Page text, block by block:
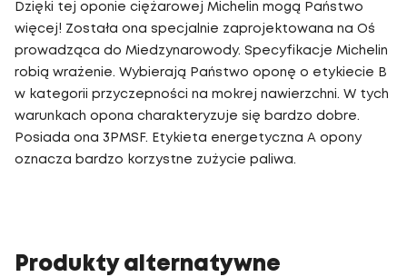
Dzięki tej oponie ciężarowej Michelin mogą Państwo
więcej! Została ona specjalnie zaprojektowana na Oś
prowadząca do Miedzynarowody. Specyfikacje Michelin
robią wrażenie. Wybierają Państwo oponę o etykiecie B
w kategorii przyczepności na mokrej nawierzchni. W tych
warunkach opona charakteryzuje się bardzo dobre.
Posiada ona 3PMSF. Etykieta energetyczna A opony
oznacza bardzo korzystne zużycie paliwa.
Produkty alternatywne